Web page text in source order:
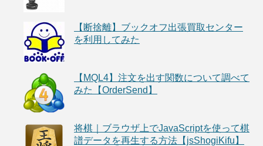
【断捨離】ブックオフ出張買取センター
を利用してみた
【MQL4】注文を出す関数について調べて
みた【OrderSend】
将棋｜ブラウザ上でJavaScriptを使って棋
譜データを再生する方法【jsShogiKifu】